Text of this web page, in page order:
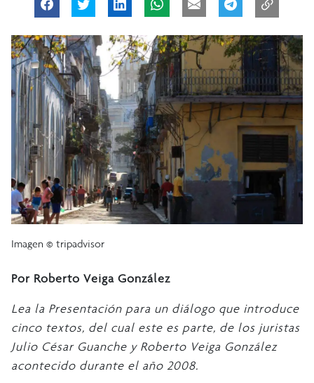
Imagen © tripadvisor
Por Roberto Veiga González
Lea la Presentación para un diálogo que introduce
cinco textos, del cual este es parte, de los juristas
Julio César Guanche y Roberto Veiga González
acontecido durante el año 2008.